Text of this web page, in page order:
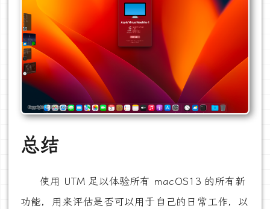
总结
使用 UTM 足以体验所有 macOS13 的所有新
功能，用来评估是否可以用于自己的日常工作，以